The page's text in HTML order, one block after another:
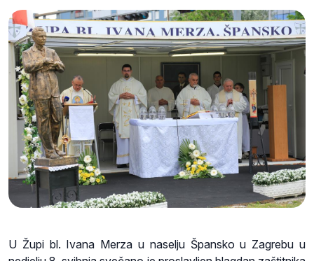
U Župi bl. Ivana Merza u naselju Špansko u Zagrebu u